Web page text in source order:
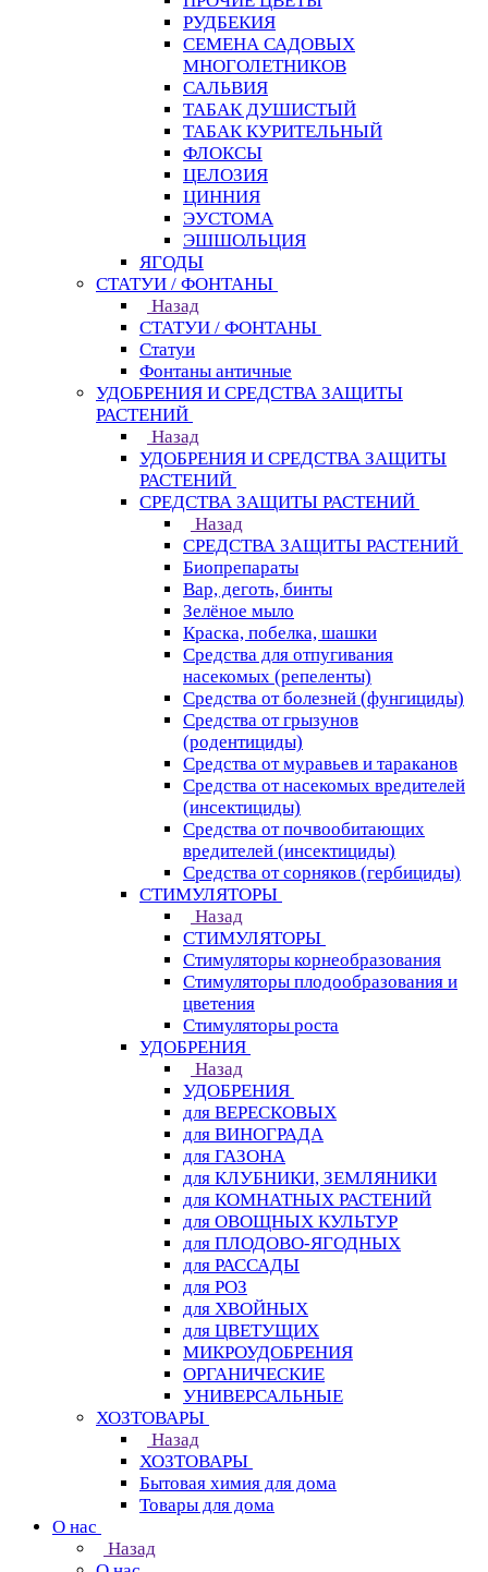
РУДБЕКИЯ
СЕМЕНА САДОВЫХ
МНОГОЛЕТНИКОВ
САЛЬВИЯ
ТАБАК ДУШИСТЫЙ
ТАБАК КУРИТЕЛЬНЫЙ
ФЛОКСЫ
ЦЕЛОЗИЯ
ЦИННИЯ
ЭУСТОМА
ЭШШОЛЬЦИЯ
ЯГОДЫ
СТАТУИ / ФОНТАНЫ
Назад
СТАТУИ / ФОНТАНЫ
Статуи
Фонтаны античные
УДОБРЕНИЯ И СРЕДСТВА ЗАЩИТЫ
РАСТЕНИЙ
Назад
УДОБРЕНИЯ И СРЕДСТВА ЗАЩИТЫ
РАСТЕНИЙ
СРЕДСТВА ЗАЩИТЫ РАСТЕНИЙ
Назад
СРЕДСТВА ЗАЩИТЫ РАСТЕНИЙ
Биопрепараты
Вар, деготь, бинты
Зелёное мыло
Краска, побелка, шашки
Средства для отпугивания
насекомых (репеленты)
Средства от болезней (фунгициды)
Средства от грызунов
(родентициды)
Средства от муравьев и тараканов
Средства от насекомых вредителей
(инсектициды)
Средства от почвообитающих
вредителей (инсектициды)
Средства от сорняков (гербициды)
СТИМУЛЯТОРЫ
Назад
СТИМУЛЯТОРЫ
Стимуляторы корнеобразования
Стимуляторы плодообразования и
цветения
Стимуляторы роста
УДОБРЕНИЯ
Назад
УДОБРЕНИЯ
для ВЕРЕСКОВЫХ
для ВИНОГРАДА
для ГАЗОНА
для КЛУБНИКИ, ЗЕМЛЯНИКИ
для КОМНАТНЫХ РАСТЕНИЙ
для ОВОЩНЫХ КУЛЬТУР
для ПЛОДОВО-ЯГОДНЫХ
для РАССАДЫ
для РОЗ
для ХВОЙНЫХ
для ЦВЕТУЩИХ
МИКРОУДОБРЕНИЯ
ОРГАНИЧЕСКИЕ
УНИВЕРСАЛЬНЫЕ
ХОЗТОВАРЫ
Назад
ХОЗТОВАРЫ
Бытовая химия для дома
Товары для дома
О нас
Назад